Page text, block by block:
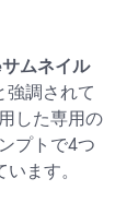
ムネイル
強調されて
した専用の
プトで4つ
ます。